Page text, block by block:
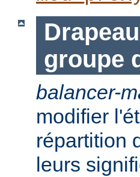
groupe
balancer-
modifier
répartition
leurs